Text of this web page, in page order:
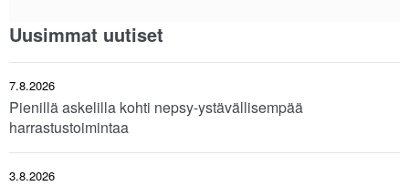
Uusimmat uutiset
7.8.2026
Pienillä askelilla kohti nepsy-ystävällisempää
harrastustoimintaa
3.8.2026